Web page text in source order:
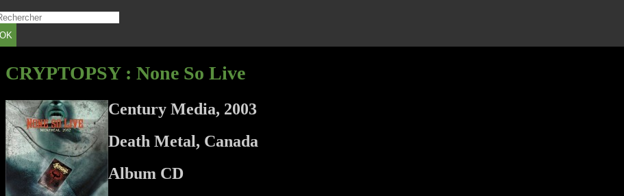
OK
CRYPTOPSY: None So Live
Century Media, 2003
Death Metal, Canada
Album CD